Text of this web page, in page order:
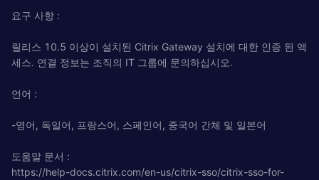
요구 사항 :
릴리스 10.5 이상이 설치된 Citrix Gateway 설치에 대한 인증 된 액
세스. 연결 정보는 조직의 IT 그룹에 문의하십시오.
언어 :
-영어, 독일어, 프랑스어, 스페인어, 중국어 간체 및 일본어
도움말 문서 :
https://help-docs.citrix.com/en-us/citrix-sso/citrix-sso-for-